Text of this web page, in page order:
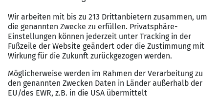
engagierten Kolleg*innen in einem
multinationalen und wertschätzenden Umfeld.
Work-Life-Balance:Flexible Arbeitszeiten und
moderne Technologien und Tools.